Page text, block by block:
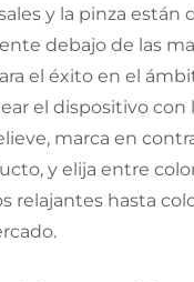
y la pinza están
debajo de las
el éxito en el
el dispositivo con
marca en
y elija entre
relajantes hasta